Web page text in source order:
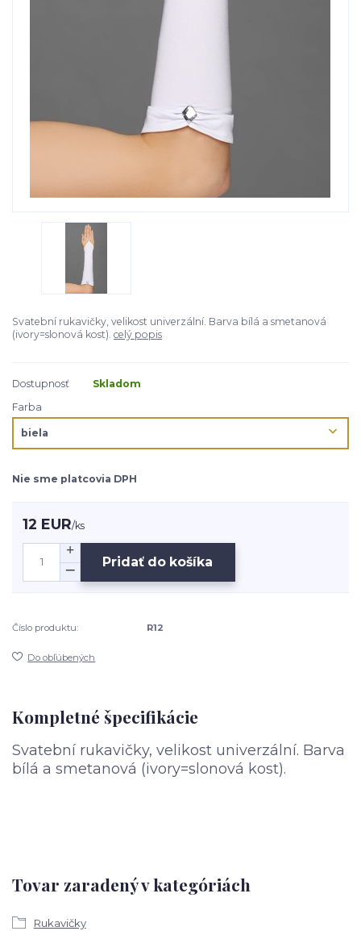
Svatební rukavičky, velikost univerzální. Barva bílá a smetanová
(ivory=slonová kost). celý popis
Dostupnosť
Skladom
Farba
Nie sme platcovia DPH
12 EUR/ks
Pridať do košíka
Číslo produktu: R12
Do obľúbených
Kompletné špecifikácie
Svatební rukavičky, velikost univerzální. Barva
bílá a smetanová (ivory=slonová kost).
Tovar zaradený v kategóriách
Rukavičky